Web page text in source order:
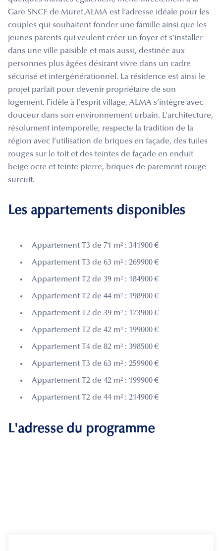
Gare SNCF de Muret.ALMA est l’adresse idéale pour les
couples qui souhaitent fonder une famille ainsi que les
jeunes parents qui veulent créer un foyer et s’installer
dans une ville paisible et mais aussi, destinée aux
personnes plus âgées désirant vivre dans un cadre
sécurisé et intergénérationnel. La résidence est ainsi le
projet parfait pour devenir propriétaire de son
logement. Fidèle à l’esprit village, ALMA s’intègre avec
douceur dans son environnement urbain. L’architecture,
résolument intemporelle, respecte la tradition de la
région avec l’utilisation de briques en façade, des tuiles
rouges sur le toit et des teintes de façade en enduit
beige ocre et teinte pierre, briques de parement rouge
surcuit.
Les appartements disponibles
Appartement T3 de 71 m² : 341900 €
Appartement T3 de 63 m² : 269900 €
Appartement T2 de 39 m² : 184900 €
Appartement T2 de 44 m² : 198900 €
Appartement T2 de 39 m² : 173900 €
Appartement T2 de 42 m² : 199000 €
Appartement T4 de 82 m² : 398500 €
Appartement T3 de 63 m² : 259900 €
Appartement T2 de 42 m² : 199900 €
Appartement T2 de 44 m² : 214900 €
L'adresse du programme